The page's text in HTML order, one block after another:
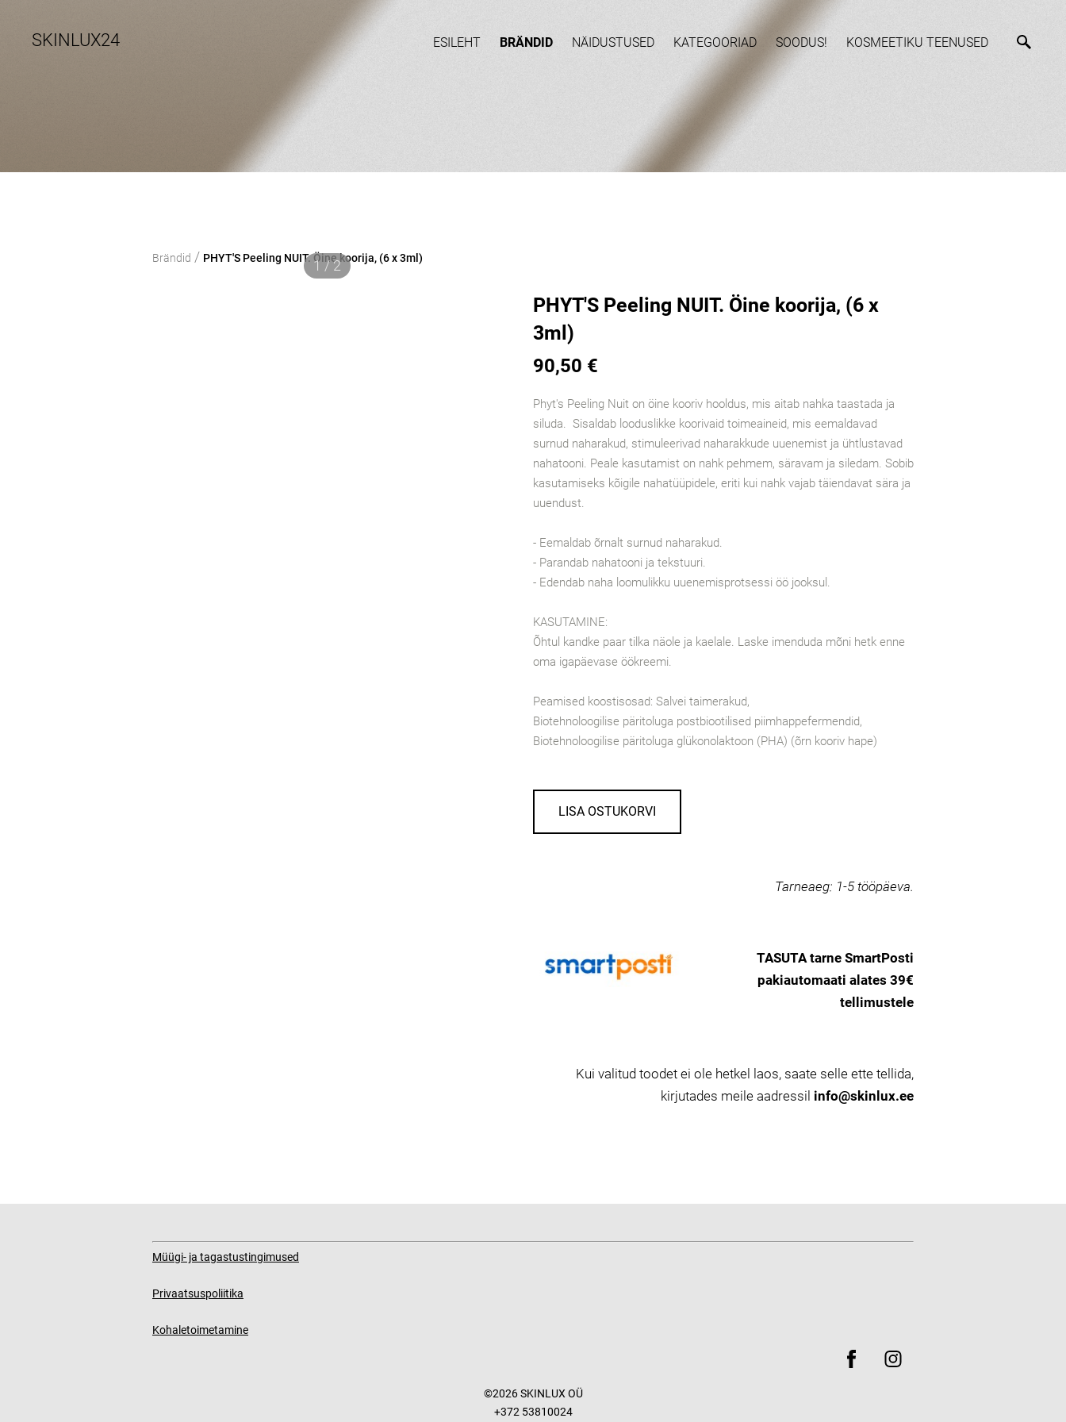
SKINLUX24 ESILEHT BRÄNDID NÄIDUSTUSED KATEGOORIAD SOODUS! KOSMEETIKU TEENUSED
Brändid / PHYT'S Peeling NUIT. Öine koorija, (6 x 3ml)
1 / 2
PHYT'S Peeling NUIT. Öine koorija, (6 x
3ml)
90,50 €
Phyt's Peeling Nuit on öine kooriv hooldus, mis aitab nahka taastada ja
siluda. Sisaldab looduslikke koorivaid toimeaineid, mis eemaldavad
surnud naharakud, stimuleerivad naharakkude uuenemist ja ühtlustavad
nahatooni. Peale kasutamist on nahk pehmem, säravam ja siledam. Sobib
kasutamiseks kõigile nahatüüpidele, eriti kui nahk vajab täiendavat sära ja
uuendust.
- Eemaldab õrnalt surnud naharakud.
- Parandab nahatooni ja tekstuuri.
- Edendab naha loomulikku uuenemisprotsessi öö jooksul.
KASUTAMINE:
Õhtul kandke paar tilka näole ja kaelale. Laske imenduda mõni hetk enne
oma igapäevase öökreemi.
Peamised koostisosad: Salvei taimerakud,
Biotehnoloogilise päritoluga postbiootilised piimhappefermendid,
Biotehnoloogilise päritoluga glükonolaktoon (PHA) (õrn kooriv hape)
LISA OSTUKORVI
Tarneaeg: 1-5 tööpäeva.
TASUTA tarne SmartPosti
pakiautomaati alates 39€
tellimustele
Kui valitud toodet ei ole hetkel laos, saate selle ette tellida,
kirjutades meile aadressil info@skinlux.ee
Müügi- ja tagastustingimused
Privaatsuspoliitika
Kohaletoimetamine
©2026 SKINLUX OÜ
+372 53810024